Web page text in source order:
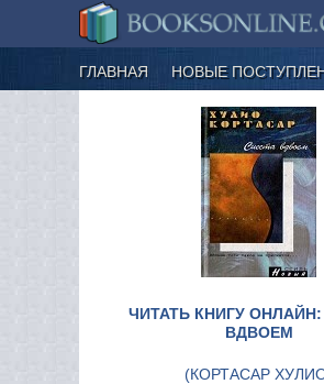
ГЛАВНАЯ НОВЫЕ
ЧИТАТЬ КНИГУ
ВДВОЕМ
(КОРТАСАР